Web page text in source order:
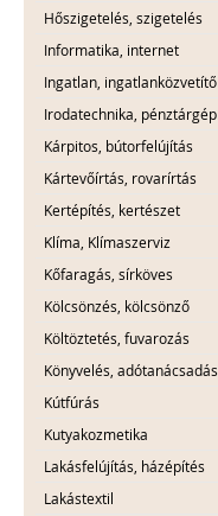
Hőszigetelés, szigetelés
Informatika, internet
Ingatlan, ingatlanközvetítő
Irodatechnika, pénztárgép
Kárpitos, bútorfelújítás
Kártevőírtás, rovarírtás
Kertépítés, kertészet
Klíma, Klímaszerviz
Kőfaragás, sírköves
Kölcsönzés, kölcsönző
Költöztetés, fuvarozás
Könyvelés, adótanácsadás
Kútfúrás
Kutyakozmetika
Lakásfelújítás, házépítés
Lakástextil